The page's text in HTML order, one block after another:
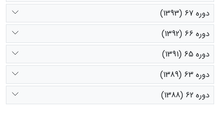
دوره 67 (1393)
دوره 66 (1392)
دوره 65 (1391)
دوره 63 (1389)
دوره 62 (1388)